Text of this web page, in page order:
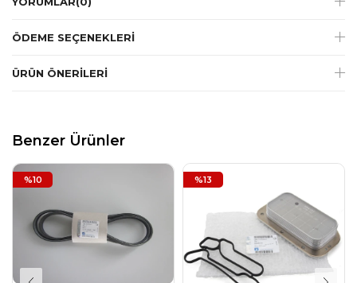
ÖDEME SEÇENEKLERI
ÜRÜN ÖNERILERI
Benzer Ürünler
%10 %13